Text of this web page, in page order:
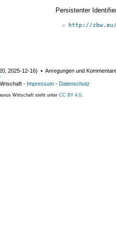
Persistenter
http://
2025-12-16) ▪ Anregungen und
- Impressum - Datenschutz
Wirtschaft steht unter CC BY 4.0